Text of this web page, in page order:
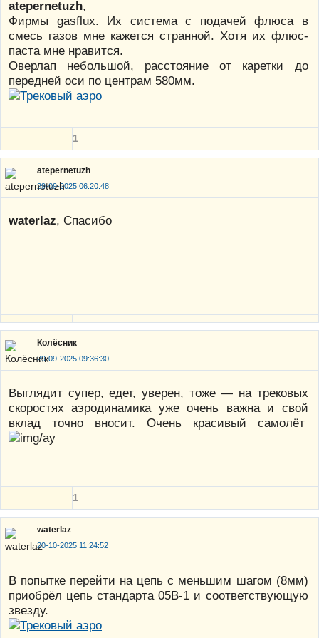
atepernetuzh,
Фирмы gasflux. Их система с подачей флюса в
смесь газов мне кажется странной. Хотя их флюс-
паста мне нравится.
Оверлап небольшой, расстояние от каретки до
передней оси по центрам 580мм.
1
atepernetuzh
29-09-2025 06:20:48
waterlaz, Спасибо
Колёсник
29-09-2025 09:36:30
Выглядит супер, едет, уверен, тоже — на трековых
скоростях аэродинамика уже очень важна и свой
вклад точно вносит. Очень красивый самолёт
1
waterlaz
20-10-2025 11:24:52
В попытке перейти на цепь с меньшим шагом (8мм)
приобрёл цепь стандарта 05B-1 и соответствующую
звезду.